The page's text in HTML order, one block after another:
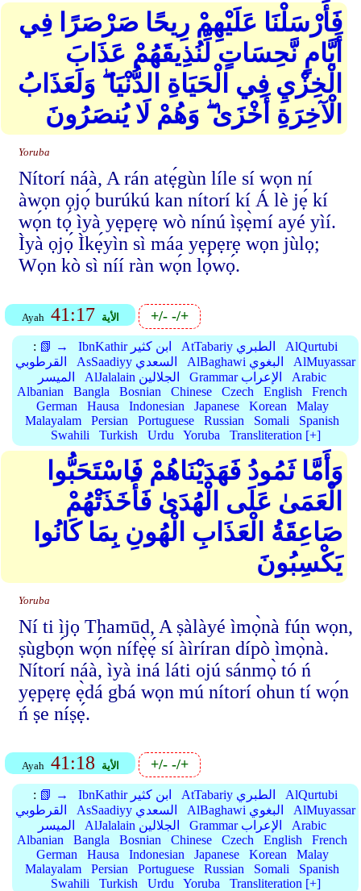
فَأَرْسَلْنَا عَلَيْهِمْ رِيحًا صَرْصَرًا فِي
أَيَّامٍ نَّحِسَاتٍ لِّنُذِيقَهُمْ عَذَابَ
الْخِزْيِ فِي الْحَيَاةِ الدُّنْيَا ۖ وَلَعَذَابُ
الْآخِرَةِ أَخْزَىٰ ۖ وَهُمْ لَا يُنصَرُونَ
Yoruba
Nítorí náà, A rán atẹ́gùn líle sí wọn ní
àwọn ọjọ́ burúkú kan nítorí kí Á lè jẹ́ kí
wọ́n tọ́ ìyà yẹpẹrẹ wò nínú ìṣẹ̀mí ayé yìí.
Ìyà ọjọ́ Ìkẹ́yìn sì máa yẹpẹrẹ wọn jùlọ;
Wọn kò sì níí ràn wọ́n lọ́wọ́.
Ayah 41:17 الأية +/--/+
: 📗 → IbnKathir ابن كثير AtTabariy الطبري
AlQurtubi
القرطوبي
AsSaadiyy السعدي AlBaghawi البغوي
AlMuyassar
الميسر
AlJalalain الجلالين Grammar الإعراب
Arabic
Albanian
Bangla Bosnian Chinese Czech English
French
German
Hausa Indonesian Japanese Korean
Malay
Malayalam
Persian Portuguese Russian Somali
Spanish
Swahili
Turkish Urdu Yoruba Transliteration [+]
وَأَمَّا ثَمُودُ فَهَدَيْنَاهُمْ فَاسْتَحَبُّوا
الْعَمَىٰ عَلَى الْهُدَىٰ فَأَخَذَتْهُمْ
صَاعِقَةُ الْعَذَابِ الْهُونِ بِمَا كَانُوا
يَكْسِبُونَ
Yoruba
Ní ti ìjọ Thamūd, A ṣàlàyé ìmọ̀nà fún wọn,
ṣùgbọ́n wọ́n nífẹ̀ẹ́ sí àìríran dípò ìmọ̀nà.
Nítorí náà, ìyà iná láti ojú sánmọ̀ tó ń
yẹpẹrẹ ẹ̀dá gbá wọn mú nítorí ohun tí wọ́n
ń ṣe níṣẹ́.
Ayah 41:18 الأية +/--/+
: 📗 → IbnKathir ابن كثير AtTabariy الطبري
AlQurtubi
القرطوبي
AsSaadiyy السعدي AlBaghawi البغوي
AlMuyassar
الميسر
AlJalalain الجلالين Grammar الإعراب
Arabic
Albanian
Bangla Bosnian Chinese Czech English
French
German
Hausa Indonesian Japanese Korean
Malay
Malayalam
Persian Portuguese Russian Somali
Spanish
Swahili
Turkish Urdu Yoruba Transliteration [+]